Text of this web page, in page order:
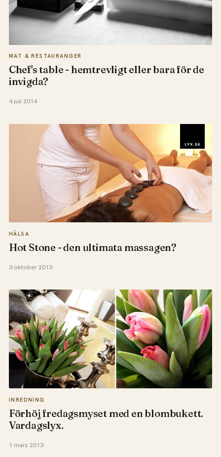
MAT & RESTAURANGER
Chef's table - hemtrevligt eller bara för de
invigda?
4 juli 2014
HÄLSA
Hot Stone - den ultimata massagen?
3 oktober 2013
INREDNING
Förhöj fredagsmyset med en blombukett.
Vardagslyx.
1 mars 2013